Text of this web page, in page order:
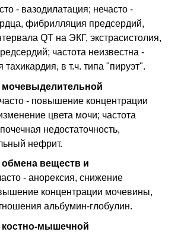
- вазодилатация; нечасто -
фибрилляция предсердий,
QT на ЭКГ, экстрасистолия,
частота неизвестна -
тахикардия, в т.ч. типа "пируэт".
- повышение концентрации
цвета мочи; частота
недостаточность,
нефрит.
веществ и
- анорексия, снижение
концентрации мочевины,
альбумин-глобулин.
мышечной